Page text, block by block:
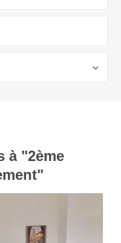
à "2ème